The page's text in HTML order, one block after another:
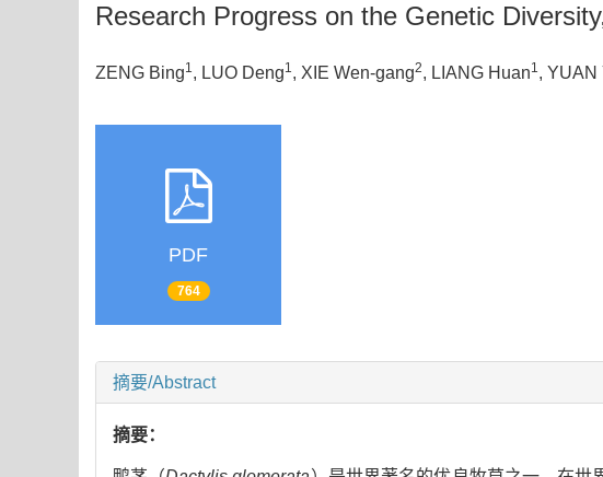
Research Progress on the Genetic
ZENG Bing1 , LUO Deng1 , XIE Wen-gang2, LIANG Huan1 , YUAN
PDF
764
摘要/Abstract
摘要：